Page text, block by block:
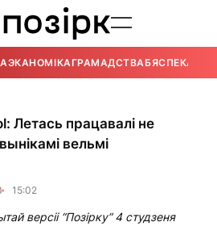
ЭКАНОМІКАГРАМАДСТВАБЯСПЕКА
Летась працавалі не
вельмі
15:02
версіі “Позірку” 4 студзеня